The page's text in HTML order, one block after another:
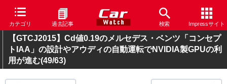
カテゴリ 過去記事 検索 Impressサイト
【GTCJ2015】Cd値0.19のメルセデス・ベンツ「コンセプ
トIAA」の設計やアウディの自動運転でNVIDIA製GPUの利
用が進む(49/63)